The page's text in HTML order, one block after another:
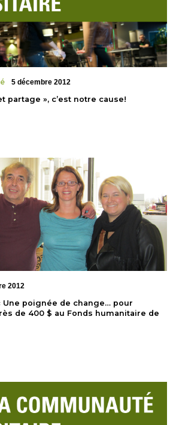
5 décembre 2012
partage », c’est notre cause!
2012
Une poignée de change… pour
de 400 $ au Fonds humanitaire de